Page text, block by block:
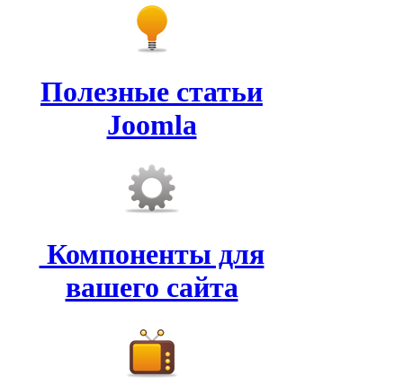
Полезные статьи
Joomla
Компоненты для
вашего сайта